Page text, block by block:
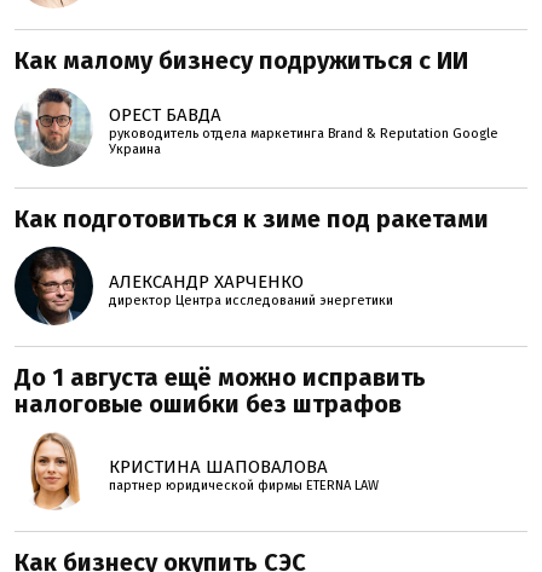
Как малому бизнесу подружиться с ИИ
ОРЕСТ БАВДА
руководитель отдела маркетинга Brand & Reputation Google
Украина
Как подготовиться к зиме под ракетами
АЛЕКСАНДР ХАРЧЕНКО
директор Центра исследований энергетики
До 1 августа ещё можно исправить
налоговые ошибки без штрафов
КРИСТИНА ШАПОВАЛОВА
партнер юридической фирмы ETERNA LAW
Как бизнесу окупить СЭС